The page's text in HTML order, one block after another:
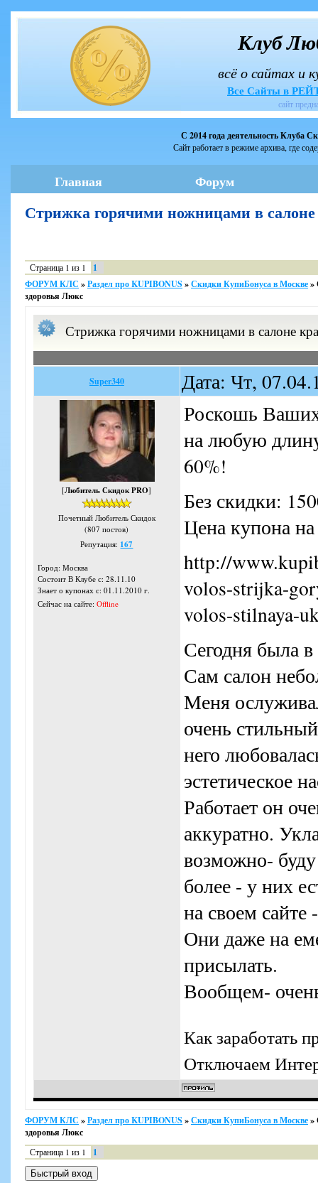
Клуб
всё о сайтах и
Все Сайты в
сайт
С 2014 года деятельность Клуба
Сайт работает в режиме архива, где
Главная Форум
Стрижка горячими ножницами в
Страница 1 из 1
1
ФОРУМ КЛС »Раздел про KUPIBONUS»Скидки КупиБонуса в Москве»
здоровья Люкс
Стрижка горячими ножницами в салоне
Super340 Дата: Чт,
[Любитель Скидок PRO]
Почетный Любитель Скидок
(807 постов)
Репутация: 167
Город: Москва
Состоит В Клубе с: 28.11.10
Знает о купонах с: 01.11.2010 г.
Сейчас на сайте: Offline
Роскошь
на любую
60%!
Без скидки:
Цена купона
http://
volos-strijka-
volos-stilnaya-
Сегодня была
Сам салон
Меня
очень
него
эстетическое
Работает он
аккуратно.
возможно-
более - у них
на своем
Они даже на
присылать.
Вообщем-
Как заработать
Отключаем
ФОРУМ КЛС »Раздел про KUPIBONUS»Скидки КупиБонуса в Москве»
здоровья Люкс
Страница 1 из 1 1